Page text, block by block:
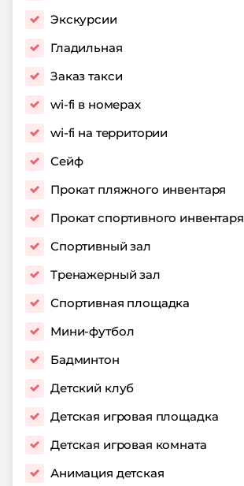
Экскурсии
Гладильная
Заказ такси
wi-fi в номерах
wi-fi на территории
Сейф
Прокат пляжного инвентаря
Прокат спортивного инвентаря
Спортивный зал
Тренажерный зал
Спортивная площадка
Мини-футбол
Бадминтон
Детский клуб
Детская игровая площадка
Детская игровая комната
Анимация детская